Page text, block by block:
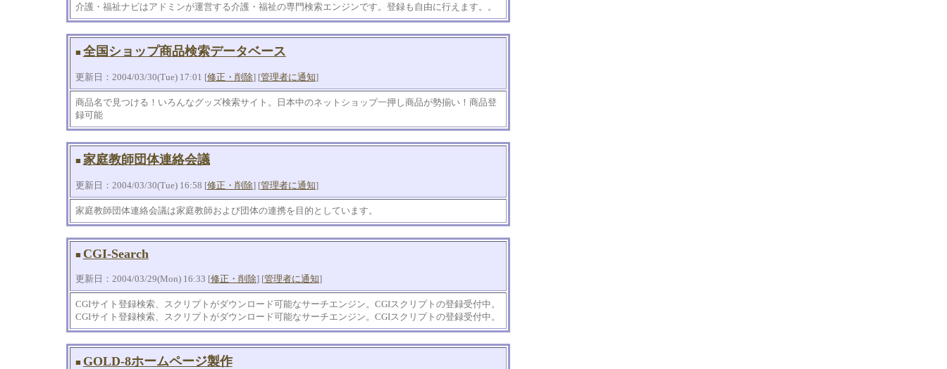
介護・福祉ナビはアドミンが運営する介護・福祉の専門検索エンジンです。登録も自由に行えます。。
■ 全国ショップ商品検索データベース
更新日：2004/03/30(Tue) 17:01 [修正・削除] [管理者に通知]
商品名で見つける！いろんなグッズ検索サイト。日本中のネットショップ一押し商品が勢揃い！商品登
録可能
■ 家庭教師団体連絡会議
更新日：2004/03/30(Tue) 16:58 [修正・削除] [管理者に通知]
家庭教師団体連絡会議は家庭教師および団体の連携を目的としています。
■ CGI-Search
更新日：2004/03/29(Mon) 16:33 [修正・削除] [管理者に通知]
CGIサイト登録検索、スクリプトがダウンロード可能なサーチエンジン。CGIスクリプトの登録受付中。
CGIサイト登録検索、スクリプトがダウンロード可能なサーチエンジン。CGIスクリプトの登録受付中。
■ GOLD-8ホームページ製作